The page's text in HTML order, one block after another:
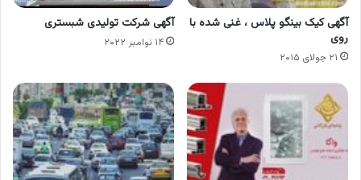
آگهی کیک بینگو پلاس ، غنی شده با
روی
۲۱ جولای ۲۰۱۵
آگهی شرکت تولیدی شبستری
۱۴ نوامبر ۲۰۲۲